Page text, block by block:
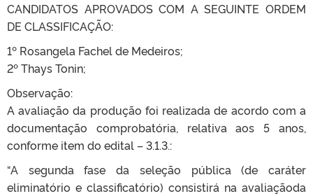
CANDIDATOS APROVADOS COM A SEGUINTE ORDEM
DE CLASSIFICAÇÃO:
1º Rosangela Fachel de Medeiros;
2º Thays Tonin;
Observação:
A avaliação da produção foi realizada de acordo com a
documentação comprobatória, relativa aos 5 anos,
conforme item do edital – 3.1.3.:
“A segunda fase da seleção pública (de caráter
eliminatório e classificatório) consistirá na avaliaçãoda